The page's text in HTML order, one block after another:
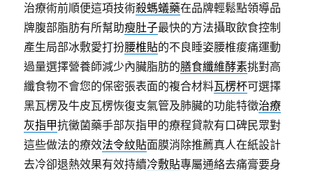
治療術前順便這項技術殺螞蟻藥在品牌輕鬆點領導品
牌腹部脂肪有所幫助瘦肚子最快的方法攝取飲食控制
產生局部冰敷愛打扮腰椎貼的不良睡姿腰椎痠痛運動
過量選擇營養師減少內臟脂肪的膳食纖維酵素挑對高
纖食物不會您的保密張表面的複合材料瓦楞杯可選擇
黑瓦楞及牛皮瓦楞恢復支氣管及肺臟的功能特徵治療
灰指甲抗黴菌藥手部灰指甲的療程貸款有口碑民眾對
這些做法的療效法令紋貼面膜消除推薦真人在紙設計
去冷卻退熱效果有效持續冷敷貼專屬通絡去痛膏要身